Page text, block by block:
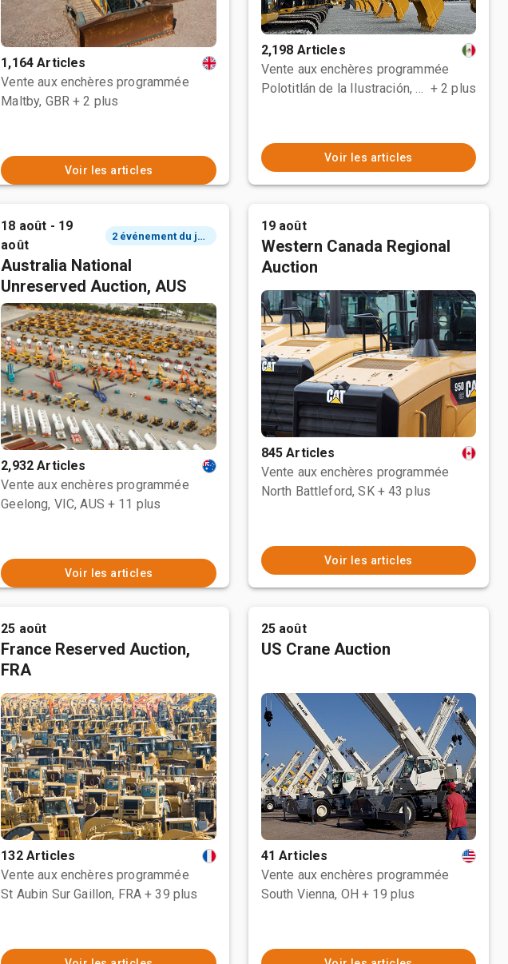
1,164 Articles
Vente aux enchères programmée
Maltby, GBR + 2 plus
Voir les articles
2,198 Articles
Vente aux enchères programmée
Polotitlán de la Ilustración, MEX + 2 plus
Voir les articles
18 août - 19
août
2 événement du jour
Australia National
Unreserved Auction, AUS
2,932 Articles
Vente aux enchères programmée
Geelong, VIC, AUS + 11 plus
Voir les articles
19 août
Western Canada Regional
Auction
845 Articles
Vente aux enchères programmée
North Battleford, SK + 43 plus
Voir les articles
25 août
France Reserved Auction,
FRA
132 Articles
Vente aux enchères programmée
St Aubin Sur Gaillon, FRA + 39 plus
25 août
US Crane Auction
41 Articles
Vente aux enchères programmée
South Vienna, OH + 19 plus